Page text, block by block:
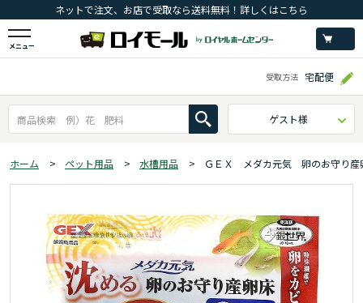
ネットで注文、お店で受取なら送料無料！詳しくはこちら
メニュー
受取方法 宅配便
ゲスト様
ホーム > ペット用品 > 水槽用品 > ＧＥＸ メダカ元気 卵のお守り